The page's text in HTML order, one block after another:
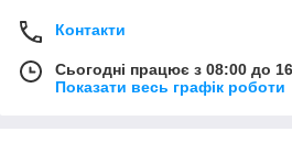
Контакти
Сьогодні працює з 08:00 до
Показати весь графік роботи